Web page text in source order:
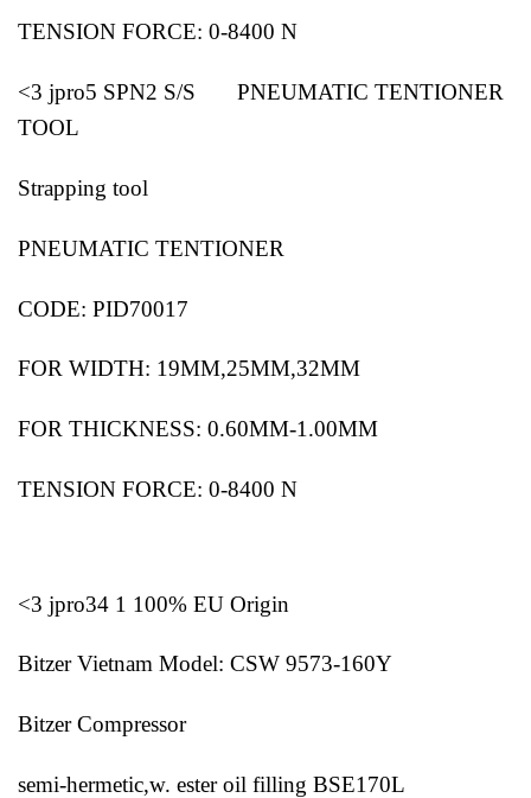
TENSION FORCE: 0-8400 N
<3 jpro5 SPN2 S/S PNEUMATIC TENTIONER
TOOL
Strapping tool
PNEUMATIC TENTIONER
CODE: PID70017
FOR WIDTH: 19MM,25MM,32MM
FOR THICKNESS: 0.60MM-1.00MM
TENSION FORCE: 0-8400 N
<3 jpro34 1 100% EU Origin
Bitzer Vietnam Model: CSW 9573-160Y
Bitzer Compressor
semi-hermetic,w. ester oil filling BSE170L